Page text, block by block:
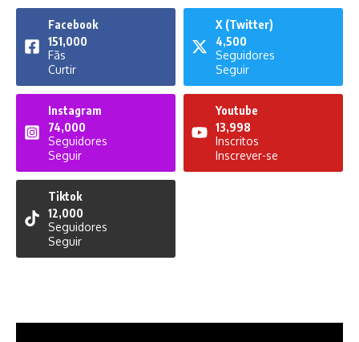
Facebook
151,000
Fãs
Curtir
X (Twitter)
4,500
Seguidores
Seguir
Instagram
74,000
Seguidores
Seguir
Youtube
13,998
Inscritos
Inscrever-se
Tiktok
12,000
Seguidores
Seguir